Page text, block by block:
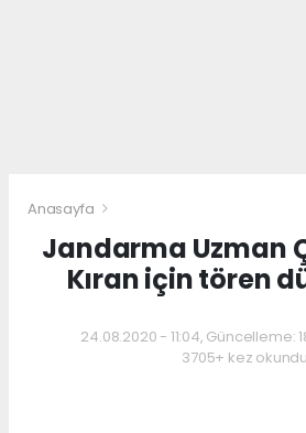
Anasayfa
Jandarma Uzman
Kıran için tören
24.08.2020 - 11:04, Güncelleme:
3705+ kez